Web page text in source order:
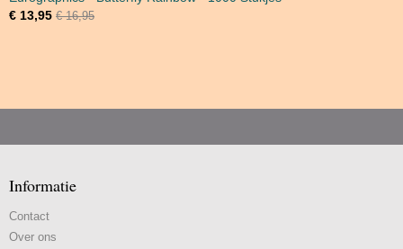
€ 13,95 € 16,95
Informatie
Contact
Over ons